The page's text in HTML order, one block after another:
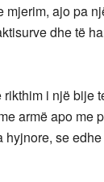
ajo pa
dhe të
i një bije
armë apo me
se